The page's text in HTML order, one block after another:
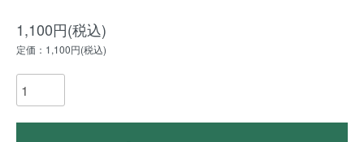
1,100円(税込)
定価：1,100円(税込)